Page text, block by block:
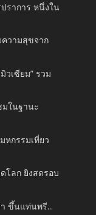
ราการ หนึ่งใน
ความสุขจาก
วเซียม” รวม
มในฐานะ
หกรรมเที่ยว
โลก ยิงสดรอบ
ขึ้นแท่นพรี...